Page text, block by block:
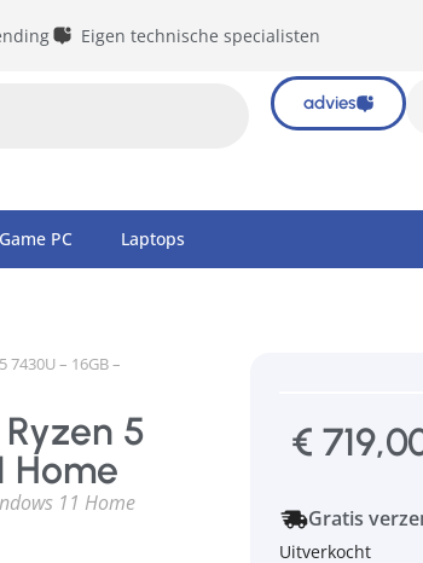
Eigen technische specialisten
advies
Game PC Laptops
– 16GB –
5
Home
11 Home
€
Gratis
Uitverkocht